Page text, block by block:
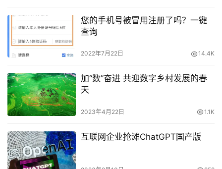
您的手机号被冒用注册了吗？一键
查询
2022年7月22日 14.4K
加“数”奋进 共迎数字乡村发展的春
天
2023年4月22日 1.1K
互联网企业抢滩ChatGPT国产版